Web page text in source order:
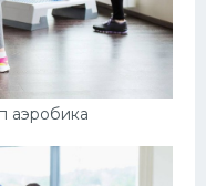
аэробика